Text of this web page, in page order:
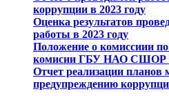
коррупции в 2023 году
Оценка результатов
работы в 2023 году
Положение о комиссиии
комисии ГБУ НАО СШОР
Отчет реализации планов
предупреждению